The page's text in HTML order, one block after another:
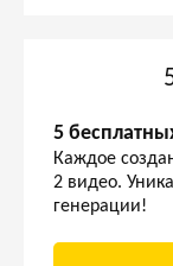
5
Каждое
2 видео.
генерации!